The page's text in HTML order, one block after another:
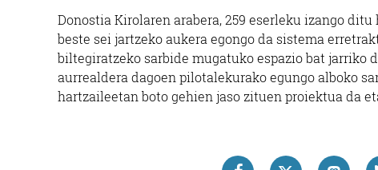
Donostia Kirolaren arabera, 259 eserleku izango
beste sei jartzeko aukera egongo da sistema
biltegiratzeko sarbide mugatuko espazio bat jarriko
aurrealdera dagoen pilotalekurako egungo alboko
hartzaileetan boto gehien jaso zituen proiektua da